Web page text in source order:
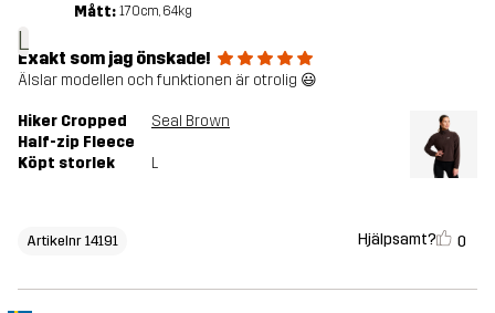
L
Mått: 170cm, 64kg
Exakt som jag önskade!
Älslar modellen och funktionen är otrolig 😃
Hiker Cropped
Half-zip Fleece
Seal Brown
Köpt storlek L
Artikelnr 14191 Hjälpsamt? 0